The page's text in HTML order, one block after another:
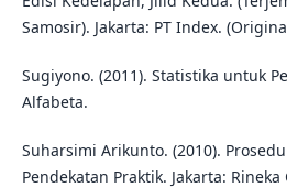
Samosir). Jakarta: PT Index.
Sugiyono. (2011). Statistika untuk
Alfabeta.
Suharsimi Arikunto. (2010).
Pendekatan Praktik. Jakarta: Rineka